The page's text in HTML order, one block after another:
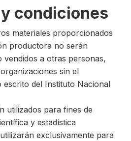
condiciones
materiales proporcionados
productora no serán
vendidos a otras personas,
sin el
escrito del Instituto Nacional
utilizados para fines de
y estadística
exclusivamente para